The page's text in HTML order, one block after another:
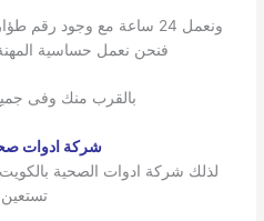
ونعمل 24 ساعة مع وجود
فنحن نعمل حساسية
بالقرب منك وفى
شركة ادوات
لذلك شركة ادوات الصحية
تستعين